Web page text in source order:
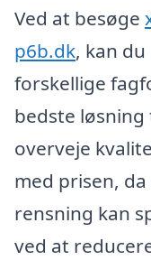
Ved at besøge
p6b.dk, kan
forskellige
bedste løsning
overveje
med prisen,
rensning kan
ved at